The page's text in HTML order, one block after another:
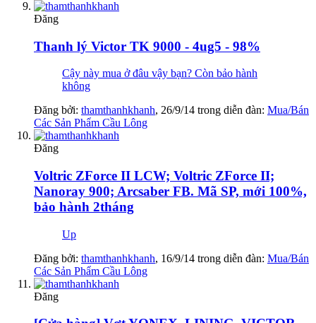
Đăng
Thanh lý Victor TK 9000 - 4ug5 - 98%
Cậy này mua ở đâu vậy bạn? Còn bảo hành
không
Đăng bởi: thamthanhkhanh, 26/9/14 trong diễn đàn: Mua/Bán
Các Sản Phẩm Cầu Lông
Đăng
Voltric ZForce II LCW; Voltric ZForce II;
Nanoray 900; Arcsaber FB. Mã SP, mới 100%,
bảo hành 2tháng
Up
Đăng bởi: thamthanhkhanh, 16/9/14 trong diễn đàn: Mua/Bán
Các Sản Phẩm Cầu Lông
Đăng